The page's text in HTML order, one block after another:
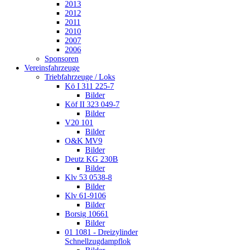
2013
2012
2011
2010
2007
2006
Sponsoren
Vereinsfahrzeuge
Triebfahrzeuge / Loks
Kö I 311 225-7
Bilder
Köf II 323 049-7
Bilder
V20 101
Bilder
O&K MV9
Bilder
Deutz KG 230B
Bilder
Klv 53 0538-8
Bilder
Klv 61-9106
Bilder
Borsig 10661
Bilder
01 1081 - Dreizylinder
Schnellzugdampflok